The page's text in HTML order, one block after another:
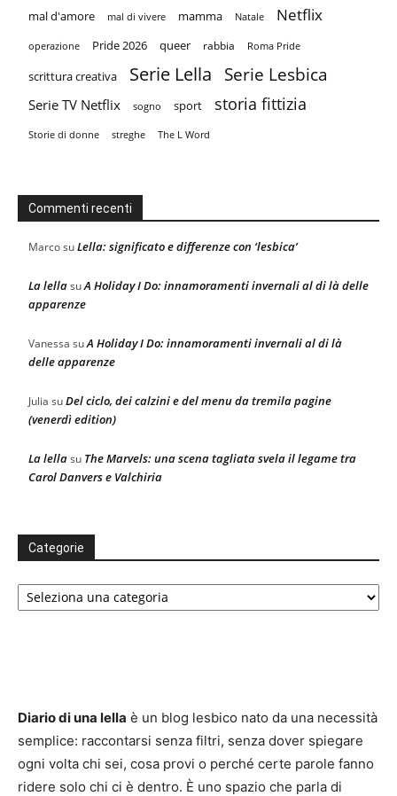
mal d'amore mal di vivere mamma Natale Netflix
operazione Pride 2026 queer rabbia Roma Pride
scrittura creativa Serie Lella Serie Lesbica
Serie TV Netflix sogno sport storia fittizia
Storie di donne streghe The L Word
Commenti recenti
MarcosuLella: significato e differenze con ‘lesbica’
La lellasuA Holiday I Do: innamoramenti invernali al di là delle
apparenze
Vanessa suA Holiday I Do: innamoramenti invernali al di là
delle apparenze
Julia suDel ciclo, dei calzini e del menu da tremila pagine
(venerdì edition)
La lellasu The Marvels: una scena tagliata svela il legame tra
Carol Danvers e Valchiria
Categorie
Categorie
Diario di una lella è un blog lesbico nato da una necessità
semplice: raccontarsi senza filtri, senza dover spiegare
ogni volta chi sei, cosa provi o perché certe parole fanno
ridere solo chi ci è dentro. È uno spazio che parla di